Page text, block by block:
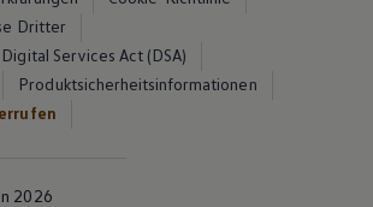
Dritter
Services Act (DSA)
Produktsicherheitsinformationen
2026